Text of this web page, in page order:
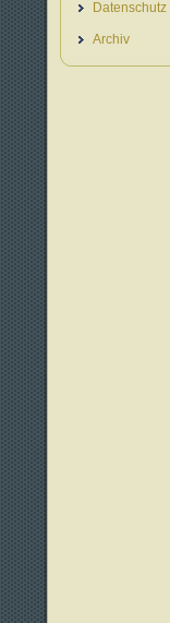
Datenschutz
Archiv